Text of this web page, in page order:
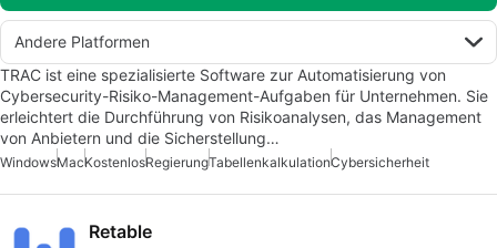
Andere Platformen
TRAC ist eine spezialisierte Software zur Automatisierung von
Cybersecurity-Risiko-Management-Aufgaben für Unternehmen. Sie
erleichtert die Durchführung von Risikoanalysen, das Management
von Anbietern und die Sicherstellung…
WindowsMacKostenlosRegierungTabellenkalkulationCybersicherheit
Retable